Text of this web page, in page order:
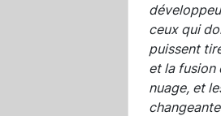
ceux qui
puissent
et la fusion
nuage, et